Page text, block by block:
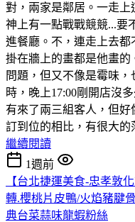
對，兩家是鄰居。一走
神上有一點戰戰競競...要
進餐廳。不，連走上去都
掛在牆上的畫都是他畫
問題，但又不像是霉味
時，晚上17:00剛開店沒
有來了兩三組客人，但
訂到位的相比，有很大的
繼續閱讀
1週前
【台北捷運美食-忠孝敦
轉.櫻桃片皮鴨/火焰豬腱
典台菜蒜味龍蝦粉絲